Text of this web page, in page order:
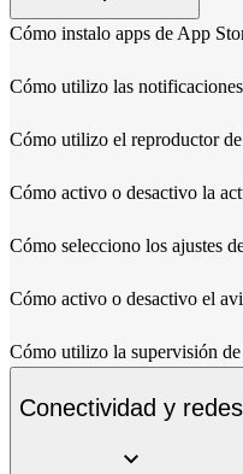
Cómo instalo apps de App
Cómo utilizo las
Cómo utilizo el reproductor
Cómo activo o desactivo la
Cómo selecciono los ajustes
Cómo activo o desactivo el
Cómo utilizo la supervisión
Conectividad y redes